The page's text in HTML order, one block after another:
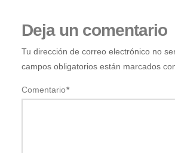
Deja un comentario
Tu dirección de correo electrónico no
campos obligatorios están marcados
Comentario*